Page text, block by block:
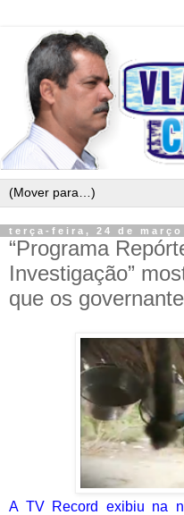
terça-feira, 24 de março
“Programa
Investigação”
que os
A TV Record exibiu na